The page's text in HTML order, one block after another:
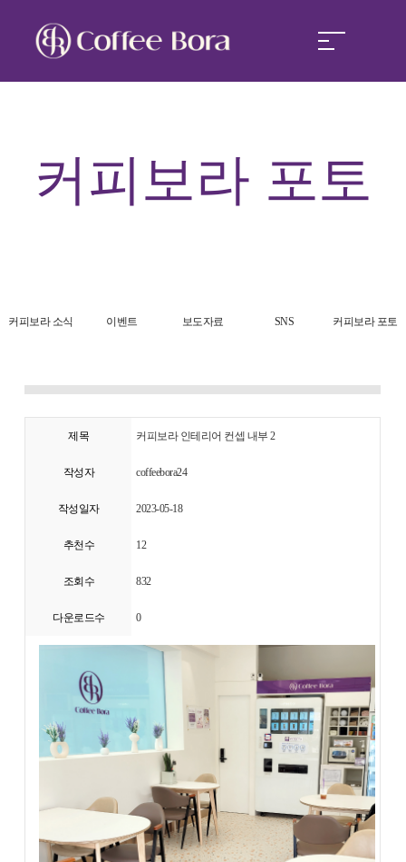
커피보라 경쟁력
커피보라 포토
커피보라 소식 이벤트 보도자료 SNS 커피보라 포토
제목 커피보라 인테리어 컨셉 내부 2
작성자 coffeebora24
작성일자 2023-05-18
추천수 12
조회수 832
다운로드수 0